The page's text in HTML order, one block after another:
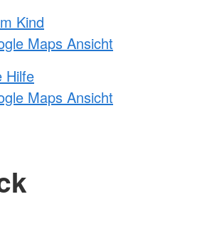
Kind
Maps Ansicht
Hilfe
Maps Ansicht